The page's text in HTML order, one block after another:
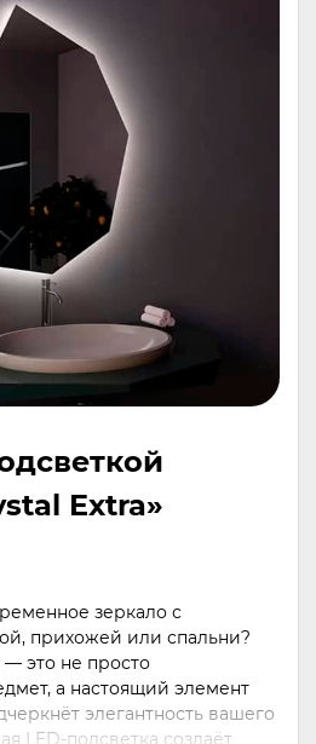
Extra»
зеркало с
прихожей или спальни?
— это не просто
а настоящий элемент
элегантность вашего
LED-подсветка создаёт